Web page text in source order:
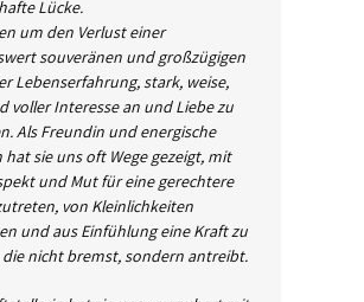
Lücke.
um den Verlust einer
souveränen und großzügigen
Lebenserfahrung, stark, weise,
voller Interesse an und Liebe zu
Als Freundin und energische
hat sie uns oft Wege gezeigt, mit
und Mut für eine gerechtere
von Kleinlichkeiten
und aus Einfühlung eine Kraft zu
die nicht bremst, sondern antreibt.